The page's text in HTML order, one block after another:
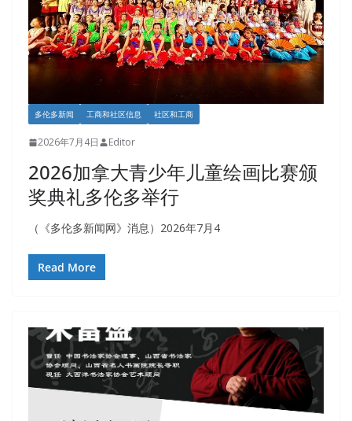
多伦多新闻 工商和社区信息 社区和工商
2026年7月4日 Editor
2026加拿大青少年儿童绘画比赛颁
奖典礼多伦多举行
（《多伦多新闻网》消息）2026年7月4
Read More